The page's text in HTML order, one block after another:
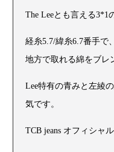
The Leeとも言える3*1
経糸5.7/緯糸6.7番手で
地方で取れる綿をブレ
Lee特有の青みと左綾
気です。
TCB jeans オフィシャ